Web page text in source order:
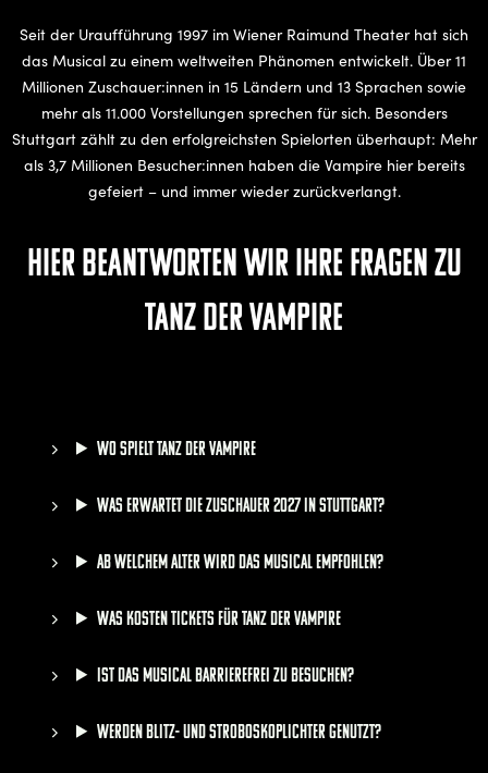
Seit der Uraufführung 1997 im Wiener Raimund Theater hat sich
das Musical zu einem weltweiten Phänomen entwickelt. Über 11
Millionen Zuschauer:innen in 15 Ländern und 13 Sprachen sowie
mehr als 11.000 Vorstellungen sprechen für sich. Besonders
Stuttgart zählt zu den erfolgreichsten Spielorten überhaupt: Mehr
als 3,7 Millionen Besucher:innen haben die Vampire hier bereits
gefeiert – und immer wieder zurückverlangt.
Hier beantworten wir Ihre Fragen zu
TANZ DER VAMPIRE
Wo spielt TANZ DER VAMPIRE
Was erwartet die Zuschauer 2027 in Stuttgart?
Ab welchem Alter wird das Musical empfohlen?
Was kosten Tickets für TANZ DER VAMPIRE
Ist das Musical barrierefrei zu besuchen?
Werden Blitz- und Stroboskoplichter genutzt?